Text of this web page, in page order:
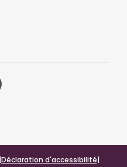
|Déclaration d'accessibilité|